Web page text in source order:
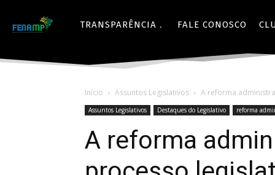
TRANSPARÊNCIA FALE CONOSCO
Início Assuntos Legislativos A reforma
Assuntos Legislativos Destaques do Legislativo reforma
A reforma